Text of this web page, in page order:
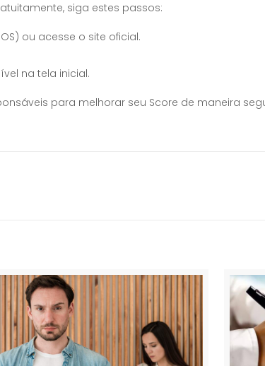
siga estes passos:
ou acesse o site oficial.
na tela inicial.
para melhorar seu Score de maneira